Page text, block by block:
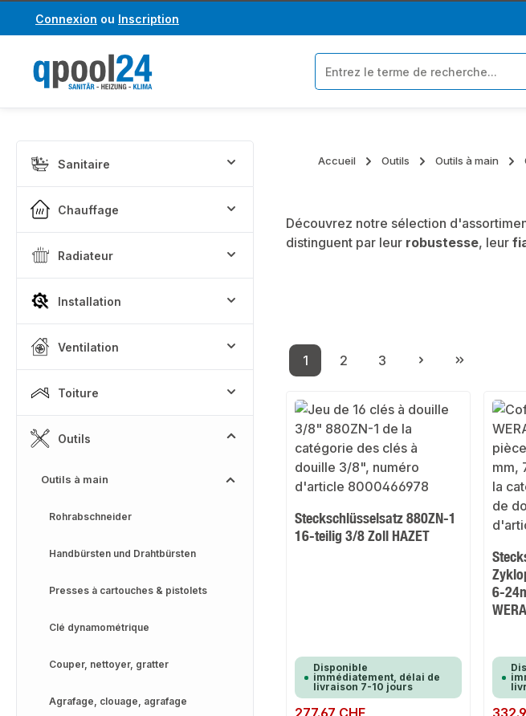
au contenu principal
Passer à la recherche
Connexion ou Inscription
Sanitaire
Chauffage
Radiateur
Installation
Ventilation
Toiture
Outils
Outils à main
Rohrabschneider
Handbürsten und Drahtbürsten
Presses à cartouches & pistolets
Clé dynamométrique
Couper, nettoyer, gratter
Agrafage, clouage, agrafage
Accueil Outils Outils à main
Découvrez notre sélection
distinguent par leur robustesse, leur
Page
1
Page
2
Page
3
Steckschlüsselsatz 880ZN-1
16-teilig 3/8 Zoll HAZET
Disponible
immédiatement, délai de
livraison 7-10 jours
Prix régulier :
6-
WERA
Prix